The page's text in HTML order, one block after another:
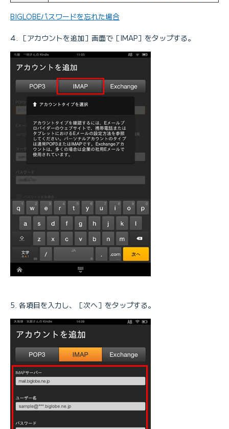
BIGLOBEパスワードを忘れた場合
［アカウントを追加］画面で［IMAP］をタップする。
各項目を入力し、［次へ］をタップする。